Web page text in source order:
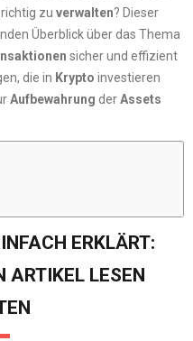
richtig zu verwalten? Dieser
Überblick über das Thema
sicher und effizient
die in Krypto investieren
Aufbewahrung derAssets
ERKLÄRT:
ARTIKEL LESEN